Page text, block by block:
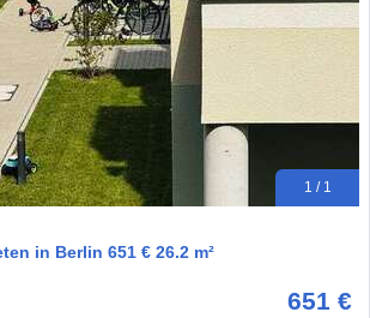
1 / 1
in Berlin 651 € 26.2 m²
651 €